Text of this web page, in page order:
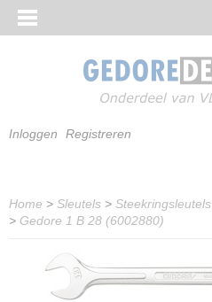
Inloggen Registreren
Home > Sleutels > Steekringsleutels
> Gedore 1 B 28 (6002880)